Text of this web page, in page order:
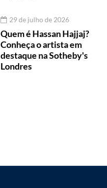
29 de julho de 2026
Quem é Hassan Hajjaj?
Conheça o artista em
destaque na Sotheby's
Londres